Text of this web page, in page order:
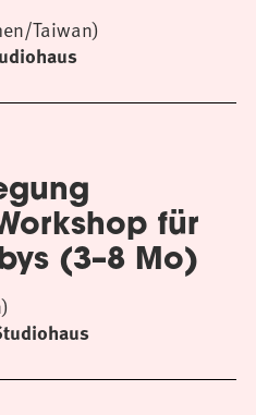
Taiwan)
für
(3–8 Mo)